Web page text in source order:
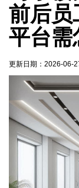
前后员
平台需
更新日期： 2026-06-